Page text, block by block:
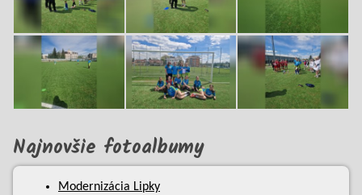
Najnovšie fotoalbumy
Modernizácia Lipky